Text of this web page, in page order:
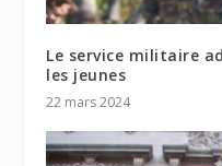
Le service militaire
les jeunes
22 mars 2024